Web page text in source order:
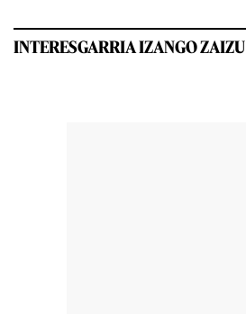
INTERESGARRIA IZANGO ZAIZU